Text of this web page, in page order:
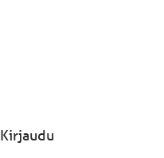
Kirjaudu